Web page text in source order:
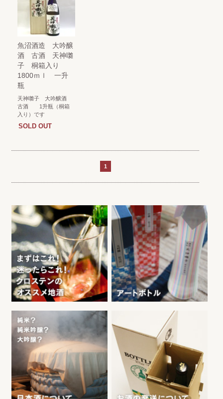
魚沼酒造 大吟醸
酒 古酒 天神囃
子 桐箱入り
1800ｍｌ 一升
瓶
天神囃子 大吟醸酒
古酒 1升瓶（桐箱
入り）です
SOLD OUT
1